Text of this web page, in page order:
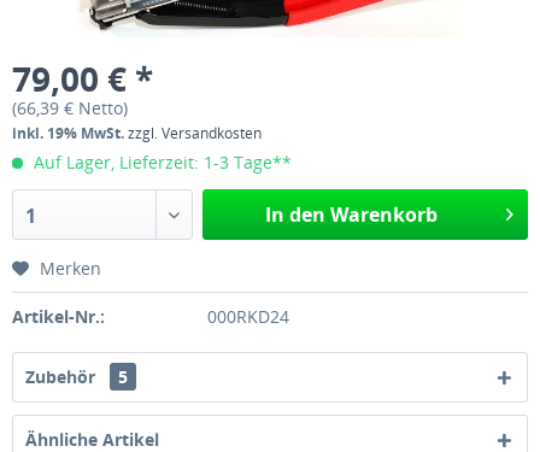
79,00 € *
(66,39 € Netto)
inkl. 19% MwSt.zzgl. Versandkosten
Auf Lager, Lieferzeit: 1-3 Tage**
1 In den Warenkorb
Merken
Artikel-Nr.: 000RKD24
Zubehör 5
Ähnliche Artikel